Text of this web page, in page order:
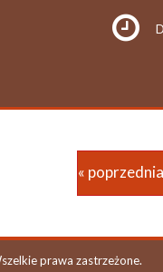
« poprzednia
prawa zastrzeżone.